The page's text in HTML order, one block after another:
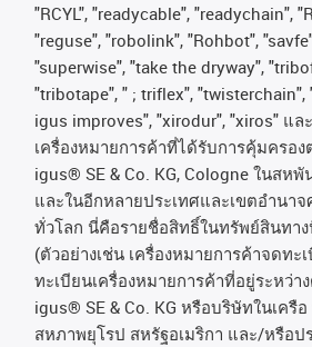
"RCYL", "readycable", "readychain",
"reguse", "robolink", "Rohbot",
"superwise", "take the dryway",
"tribotape", " ; triflex", "twisterchain",
igus improves", "xirodur", "xiros" และ
เครื่องหมายการค้าที่ได้รับการคุ้มครอ
igus® SE & Co. KG, Cologne ในสหพั
และในอีกหลายประเทศและเขตอํานาจ
ทั่วโลก นี่คือรายชื่อสิทธิ์ในทรัพย์สินทา
(ตัวอย่างเช่น เครื่องหมายการค้าจดทะ
ทะเบียนเครื่องหมายการค้าที่อยู่ระหว่า
igus® SE & Co. KG หรือบริษัทในเครือ
สหภาพยุโรป สหรัฐอเมริกา และ/หรือป